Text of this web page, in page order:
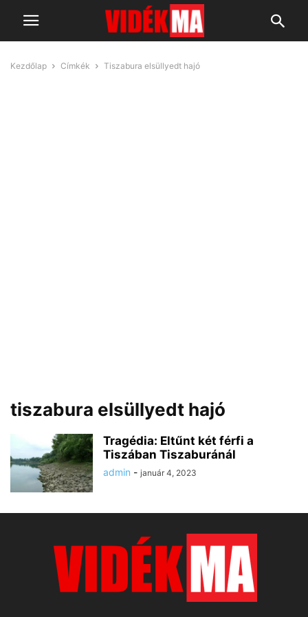
Kezdőlap Címkék Tiszabura elsüllyedt hajó
tiszabura elsüllyedt hajó
Tragédia: Eltűnt két férfi a
Tiszában Tiszaburánál
admin - január 4, 2023